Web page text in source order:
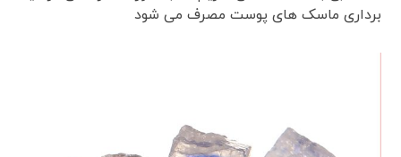
برداری ماسک های پوست مصرف می شود